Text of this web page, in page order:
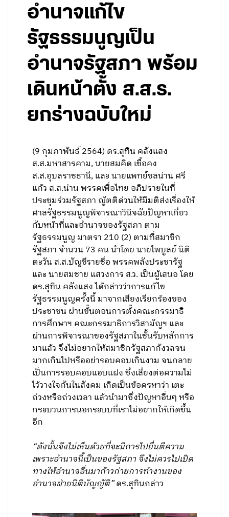
อำนาจแก้ไข
รัฐธรรมนูญเป็น
อำนาจรัฐสภา พร้อม
เดินหน้าตั้ง ส.ส.ร.
ยกร่างฉบับใหม่
(9 กุมภาพันธ์ 2564) ดร.สุทิน คลังแสง
ส.ส.มหาสารคาม, นายสมคิด เชื้อคง
ส.ส.อุบลราชธานี, และ นายแพทย์ชลน่าน ศรี
แก้ว ส.ส.น่าน พรรคเพื่อไทย อภิปรายในที่
ประชุมร่วมรัฐสภา ญัตติด่วนให้มีมติส่งเรื่องให้
ศาลรัฐธรรมนูญพิจารณาวินิจฉัยปัญหาเกี่ยว
กับหน้าที่และอำนาจของรัฐสภา ตาม
รัฐธรรมนูญ มาตรา 210 (2) ตามที่สมาชิก
รัฐสภา จำนวน 73 คน นำโดย นายไพบูลย์ นิติ
ตะวัน ส.ส.บัญชีรายชื่อ พรรคพลังประชารัฐ
และ นายสมชาย แสวงการ ส.ว. เป็นผู้เสนอ โดย
ดร.สุทิน คลังแสง ได้กล่าวว่าการแก้ไข
รัฐธรรมนูญครั้งนี้ มาจากเสียงเรียกร้องของ
ประชาชน ผ่านขั้นตอนการตั้งคณะกรรมาธิ
การศึกษาฯ คณะกรรมาธิการวิสามัญฯ และ
ผ่านการพิจารณาของรัฐสภาในชั้นรับหลักการ
มาแล้ว จึงไม่อยากให้สมาชิกรัฐสภากังวลจน
มากเกินไปหรืออย่ารอบคอบเกินงาม จนกลาย
เป็นการรอบคอบแอบแฝง ซึ่งเสี่ยงต่อความไม่
ไว้วางใจกันในสังคม เกิดเป็นข้อครหาว่า เตะ
ถ่วงหรือถ่วงเวลา แล้วนำมาซึ่งปัญหาอื่นๆ หรือ
กระบวนการนอกระบบที่เราไม่อยากให้เกิดขึ้น
อีก
“ดังนั้นจึงไม่เห็นด้วยที่จะมีการไปยื่นตีความ
เพราะอำนาจนี้เป็นของรัฐสภา จึงไม่ควรไปเปิด
ทางให้อำนาจอื่นมาก้าวก่ายการทำงานของ
อำนาจฝ่ายนิติบัญญัติ”ดร.สุทินกล่าว